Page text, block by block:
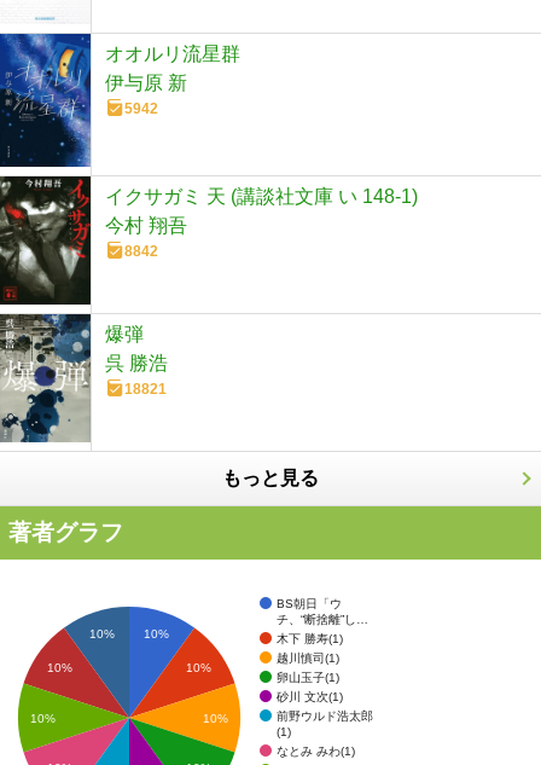
オオルリ流星群
伊与原 新
5942
イクサガミ 天 (講談社文庫 い 148-1)
今村 翔吾
8842
爆弾
呉 勝浩
18821
もっと見る
著者グラフ
BS朝日「ウ
チ、“断捨離”し…
木下 勝寿(1)
越川慎司(1)
卵山玉子(1)
砂川 文次(1)
前野ウルド浩太郎
(1)
なとみ みわ(1)
10%
10%
10%
10%
10%
10%